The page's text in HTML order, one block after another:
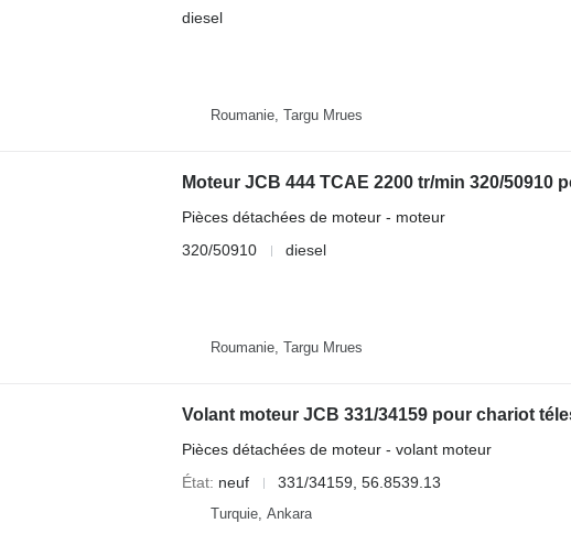
diesel
Roumanie, Targu Mrues
Pièces détachées de moteur - moteur
320/50910
diesel
Roumanie, Targu Mrues
Pièces détachées de moteur - volant moteur
État neuf 331/34159, 56.8539.13
Turquie, Ankara